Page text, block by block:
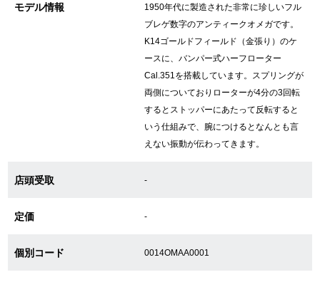
GINZA RASINについて
求人情報
モデル情報
1950年代に製造された非常に珍しいフル
ブレゲ数字のアンティークオメガです。
K14ゴールドフィールド（金張り）のケ
ースに、バンパー式ハーフローター
Cal.351を搭載しています。スプリングが
両側についておりローターが4分の3回転
するとストッパーにあたって反転すると
いう仕組みで、腕につけるとなんとも言
えない振動が伝わってきます。
店頭受取 -
定価 -
個別コード 0014OMAA0001